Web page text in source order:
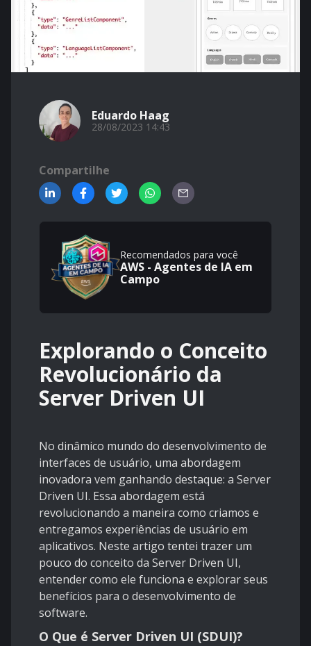
Eduardo Haag
28/08/2023 14:43
Compartilhe
Recomendados para você
AWS - Agentes de IA em
Campo
Explorando o Conceito
Revolucionário da
Server Driven UI
No dinâmico mundo do desenvolvimento de
interfaces de usuário, uma abordagem
inovadora vem ganhando destaque: a Server
Driven UI. Essa abordagem está
revolucionando a maneira como criamos e
entregamos experiências de usuário em
aplicativos. Neste artigo tentei trazer um
pouco do conceito da Server Driven UI,
entender como ele funciona e explorar seus
benefícios para o desenvolvimento de
software.
O Que é Server Driven UI (SDUI)?